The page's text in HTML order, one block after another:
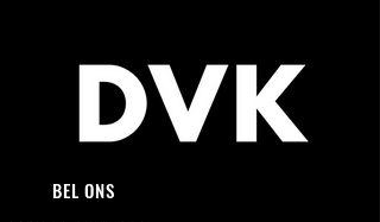
BEL ONS